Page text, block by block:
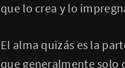
que lo crea y lo
El alma quizás es la
que generalmente solo